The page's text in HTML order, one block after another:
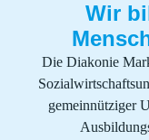
Wir
Die Diakonie
gemeinnütziger